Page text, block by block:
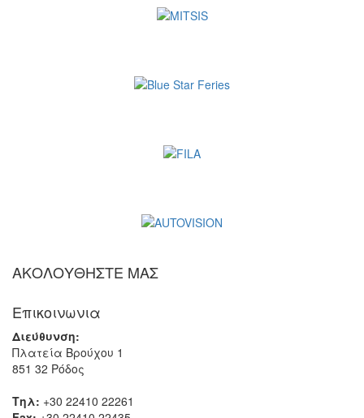
ΑΚΟΛΟΥΘΗΣΤΕ ΜΑΣ
Επικοινωνια
Διεύθυνση:
Πλατεία Βρούχου 1
851 32 Ρόδος
Τηλ: +30 22410 22261